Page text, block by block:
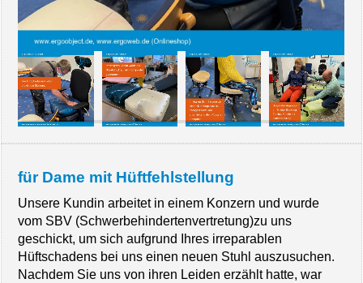
für Dame mit Hüftfehlstellung
Unsere Kundin arbeitet in einem Konzern und wurde
vom SBV (Schwerbehindertenvertretung)zu uns
geschickt, um sich aufgrund Ihres irreparablen
Hüftschadens bei uns einen neuen Stuhl auszusuchen.
Nachdem Sie uns von ihren Leiden erzählt hatte, war